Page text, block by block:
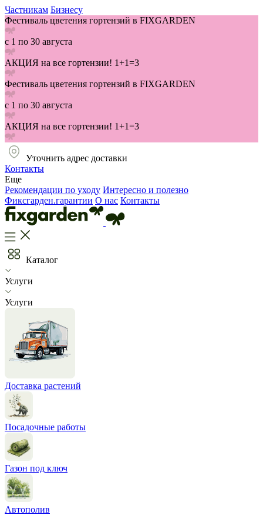
Частникам Бизнесу
Фестиваль цветения гортензий в FIXGARDEN
с 1 по 30 августа
АКЦИЯ на все гортензии! 1+1=3
Фестиваль цветения гортензий в FIXGARDEN
с 1 по 30 августа
АКЦИЯ на все гортензии! 1+1=3
Уточнить адрес доставки
Контакты
Еще
Рекомендации по уходу Интересно и полезно
Фиксгарден.гарантии О нас Контакты
Каталог
Услуги
Услуги
Доставка растений
Посадочные работы
Газон под ключ
Автополив